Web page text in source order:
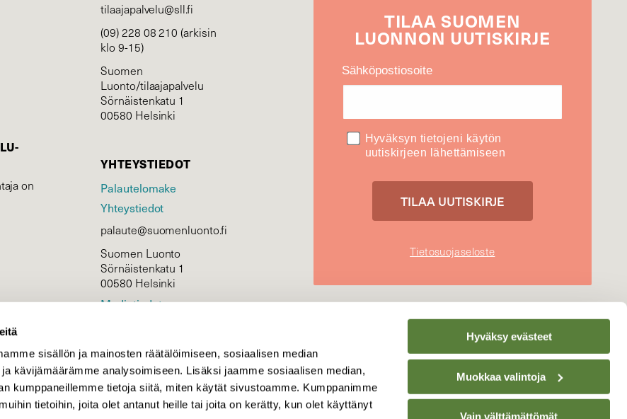
sisällön ja mainosten räätälöimiseen, sosiaalisen median
kävijämäärämme analysoimiseen. Lisäksi jaamme sosiaalisen median,
kumppaneillemme tietoja siitä, miten käytät sivustoamme. Kumppanimme
tietoihin, joita olet antanut heille tai joita on kerätty, kun olet käyttänyt
Hyväksy evästeet
Muokkaa valintoja
Vain välttämättömät
on
tilaajapalvelu@sll.fi
(09) 228 08 210 (arkisin
klo 9-15)
Suomen
Luonto/tilaajapalvelu
Sörnäistenkatu 1
00580 Helsinki
YHTEYSTIEDOT
Palautelomake
Yhteystiedot
palaute@suomenluonto.fi
Suomen Luonto
Sörnäistenkatu 1
00580 Helsinki
Mediatiedot
KIRJAUDU
TILAASUOMEN
LUONNON UUTIS­KIRJE
Sähköpostiosoite
Hyväksyn tietojeni käytön
uutiskirjeen lähettämiseen
Tietosuojaseloste